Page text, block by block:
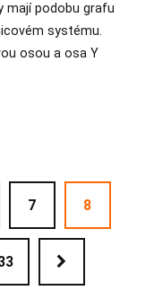
mají podobu grafu
systému.
osou a osa Y
7 8